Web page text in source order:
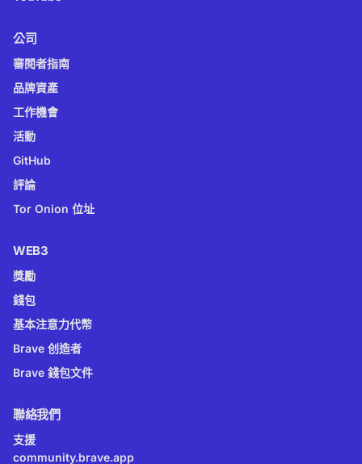
公司
審閱者指南
品牌資產
工作機會
活動
GitHub
評論
Tor Onion 位址
WEB3
獎勵
錢包
基本注意力代幣
Brave 创造者
Brave 錢包文件
聯絡我們
支援
community.brave.app